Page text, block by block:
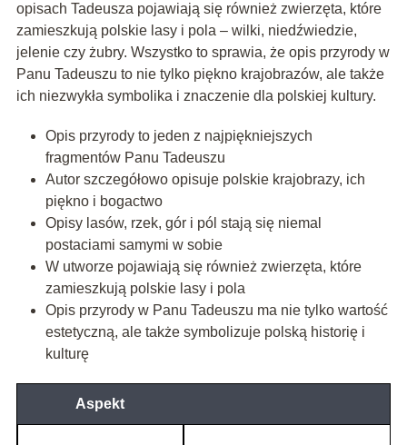
opisach Tadeusza pojawiają się również zwierzęta, które
zamieszkują polskie lasy i pola – wilki, niedźwiedzie,
jelenie czy żubry. Wszystko to sprawia, że opis przyrody w
Panu Tadeuszu to nie tylko piękno krajobrazów, ale także
ich niezwykła symbolika i znaczenie dla polskiej kultury.
Opis przyrody to jeden z najpiękniejszych
fragmentów Panu Tadeuszu
Autor szczegółowo opisuje polskie krajobrazy, ich
piękno i bogactwo
Opisy lasów, rzek, gór i pól stają się niemal
postaciami samymi w sobie
W utworze pojawiają się również zwierzęta, które
zamieszkują polskie lasy i pola
Opis przyrody w Panu Tadeuszu ma nie tylko wartość
estetyczną, ale także symbolizuje polską historię i
kulturę
Aspekt